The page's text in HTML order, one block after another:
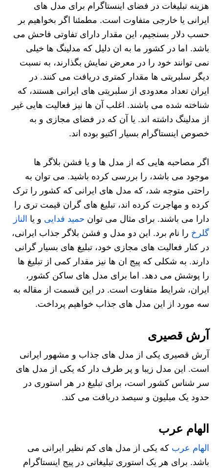
هزینه تبلیغات در فضای اینستاگرام برای مدل های
ایرانی یا خارجی متفاوت است. مطمئنا اگر بخواهیم بر
حسب دلار بسنجیم، این مقدار دارای تفاوتی فاحش می
باشد. اما در کشور ما به ان دلیل که مدلینگ ها خیلی
نمی توانند خود را در معرض نمایش بگذارند، به نسبت
دیگر سلبریتی ها مقدار کمتری دریافت می کنند. در
ایران تعداد معدودی از سلبریتی های ایرانی هستند، که
شناخته شده می باشند. اغلب آن ها نیز فعالیت هایی غیر
از مدلینگ داشته اند. یا آن که در فضای مجازی و به
خصوص اینستاگرام بسیار اکتیو بوده اند.
اگر مصاحبه هایی که از مدل ها و یا فشن بلاگر ها
موجود می باشد، را بررسی کرده باشید. می توان به
راحتی متوجه شد، که مدل های ایرانی که کشور را ترک
کرده و مهاجرت کرده اند، تبلیغ های گران قیمت تری را
دارا می باشند. برای مثال می توان حمید فدایی و یا الناز
گلرخ را نام برد. این دو مدل و فشن بلاگر جذاب ایرانی،
در کنار فعالیت های مجازی خود، تبلیغ های بسیار گرانی
دارند. به شکلی که پیج ان ها نیز مقدار کمی از تبلیغ ها
را پوشش می دهد. اما برای مدل های ساکن کشور،
ایران، شرایط متفاوت است. در این قسمت از مقاله به
سه مورد از این مدل های جذاب خواهیم پرداخت.
آرش قصیری
آرش قصیری یکی از مدل های جذاب و مشهور ایرانی
است. این مدل زیبا و پر طرف دار که یکی از مدل های
سر شناس کشور است، برای تبلیغ در هر استوری در
حدود یک میلیون و سیصد دریافت می کند.
الهام عرب
الهام عرب که یکی از مدل های کم نظیر ایرانی می
باشد. برای هر یک استوری تبلیغاتی در پیج اینستاگرام